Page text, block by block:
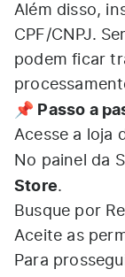
Além disso,
CPF/CNPJ.
podem ficar
📌 Passo a
Acesse a loja
No painel da
Store.
Busque por
Aceite as
Para